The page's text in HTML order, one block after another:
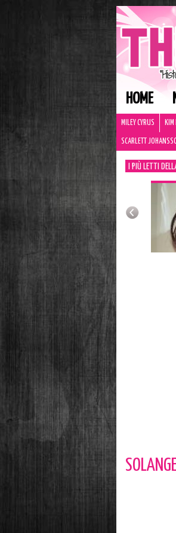
HOME
MILEY CYRUS KIM
SCARLETT
I PIÙ LETTI